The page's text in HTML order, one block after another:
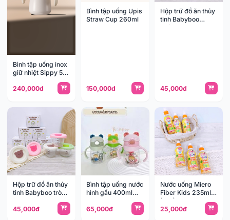
Bình tập uống inox
giữ nhiệt Sippy 5
FB0268XH
240,000đ
Bình tập uống Upis
Straw Cup 260ml
150,000đ
Hộp trữ đồ ăn thủy
tinh Babyboo
vuông 140ml
45,000đ
Hộp trữ đồ ăn thủy
tinh Babyboo tròn
45,000đ
Bình tập uống nước
hình gấu 400ml
65,000đ
Nước uống Miero
Fiber Kids 235ml
(1y+)
25,000đ